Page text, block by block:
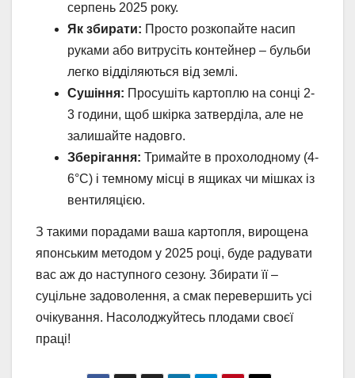
серпень 2025 року.
Як збирати: Просто розкопайте насип
руками або витрусіть контейнер – бульби
легко відділяються від землі.
Сушіння: Просушіть картоплю на сонці 2-
3 години, щоб шкірка затверділа, але не
залишайте надовго.
Зберігання: Тримайте в прохолодному (4-
6°C) і темному місці в ящиках чи мішках із
вентиляцією.
З такими порадами ваша картопля, вирощена
японським методом у 2025 році, буде радувати
вас аж до наступного сезону. Збирати її –
суцільне задоволення, а смак перевершить усі
очікування. Насолоджуйтесь плодами своєї
праці!